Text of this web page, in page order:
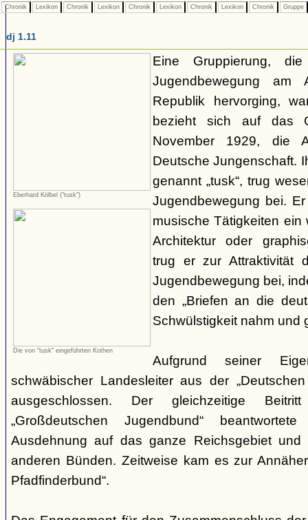
Chronik Lexikon Chronik Lexikon Chronik Lexikon Chronik Lexikon Chronik Gruppe
dj 1.11
Eberhard Kölbel ("tusk")
Die von "tusk" eingeführten Kothen
Eine Gruppierung,
Jugendbewegung am
Republik hervorging,
bezieht sich auf das
November 1929, die
Deutsche Jungenschaft.
genannt „tusk“, trug
Jugendbewegung bei.
musische Tätigkeiten
Architektur oder
trug er zur Attraktivität
Jugendbewegung bei,
den „Briefen an die
Schwülstigkeit nahm und
Aufgrund seiner
schwäbischer Landesleiter aus der
ausgeschlossen. Der gleichzeitige
„Großdeutschen Jugendbund“
Ausdehnung auf das ganze Reichsgebiet und
anderen Bünden. Zeitweise kam es zur
Pfadfinderbund“.